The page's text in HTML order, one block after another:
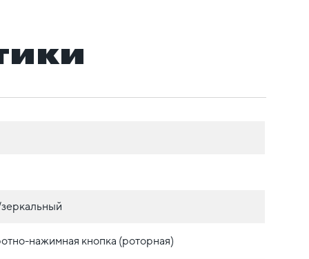
нажимная кнопка (роторная)